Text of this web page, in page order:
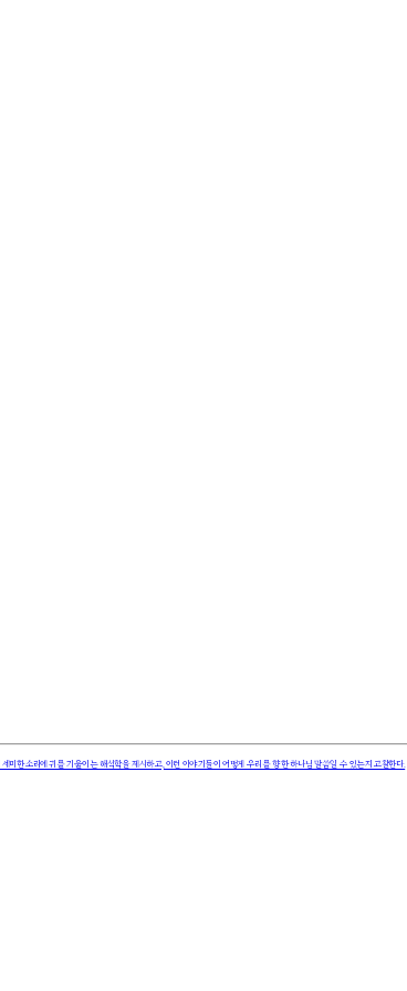
한 소리에 귀를 기울이는 해석학을 제시하고, 이런 이야기들이 어떻게 우리를 향한 하나님 말씀일 수 있는지 고찰한다.